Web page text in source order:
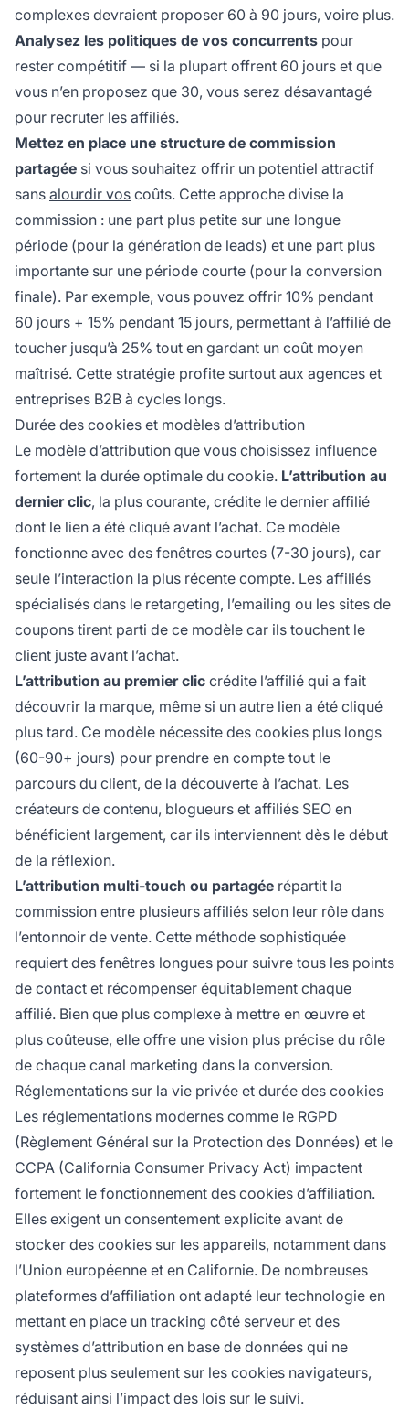
complexes devraient proposer 60 à 90 jours, voire plus.
Analysez les politiques de vos concurrents pour
rester compétitif — si la plupart offrent 60 jours et que
vous n’en proposez que 30, vous serez désavantagé
pour recruter les affiliés.
Mettez en place une structure de commission
partagée si vous souhaitez offrir un potentiel attractif
sans alourdir vos coûts. Cette approche divise la
commission : une part plus petite sur une longue
période (pour la génération de leads) et une part plus
importante sur une période courte (pour la conversion
finale). Par exemple, vous pouvez offrir 10% pendant
60 jours + 15% pendant 15 jours, permettant à l’affilié de
toucher jusqu’à 25% tout en gardant un coût moyen
maîtrisé. Cette stratégie profite surtout aux agences et
entreprises B2B à cycles longs.
Durée des cookies et modèles d’attribution
Le modèle d’attribution que vous choisissez influence
fortement la durée optimale du cookie. L’attribution au
dernier clic, la plus courante, crédite le dernier affilié
dont le lien a été cliqué avant l’achat. Ce modèle
fonctionne avec des fenêtres courtes (7-30 jours), car
seule l’interaction la plus récente compte. Les affiliés
spécialisés dans le retargeting, l’emailing ou les sites de
coupons tirent parti de ce modèle car ils touchent le
client juste avant l’achat.
L’attribution au premier clic crédite l’affilié qui a fait
découvrir la marque, même si un autre lien a été cliqué
plus tard. Ce modèle nécessite des cookies plus longs
(60-90+ jours) pour prendre en compte tout le
parcours du client, de la découverte à l’achat. Les
créateurs de contenu, blogueurs et affiliés SEO en
bénéficient largement, car ils interviennent dès le début
de la réflexion.
L’attribution multi-touch ou partagée répartit la
commission entre plusieurs affiliés selon leur rôle dans
l’entonnoir de vente. Cette méthode sophistiquée
requiert des fenêtres longues pour suivre tous les points
de contact et récompenser équitablement chaque
affilié. Bien que plus complexe à mettre en œuvre et
plus coûteuse, elle offre une vision plus précise du rôle
de chaque canal marketing dans la conversion.
Réglementations sur la vie privée et durée des cookies
Les réglementations modernes comme le RGPD
(Règlement Général sur la Protection des Données) et le
CCPA (California Consumer Privacy Act) impactent
fortement le fonctionnement des cookies d’affiliation.
Elles exigent un consentement explicite avant de
stocker des cookies sur les appareils, notamment dans
l’Union européenne et en Californie. De nombreuses
plateformes d’affiliation ont adapté leur technologie en
mettant en place un tracking côté serveur et des
systèmes d’attribution en base de données qui ne
reposent plus seulement sur les cookies navigateurs,
réduisant ainsi l’impact des lois sur le suivi.